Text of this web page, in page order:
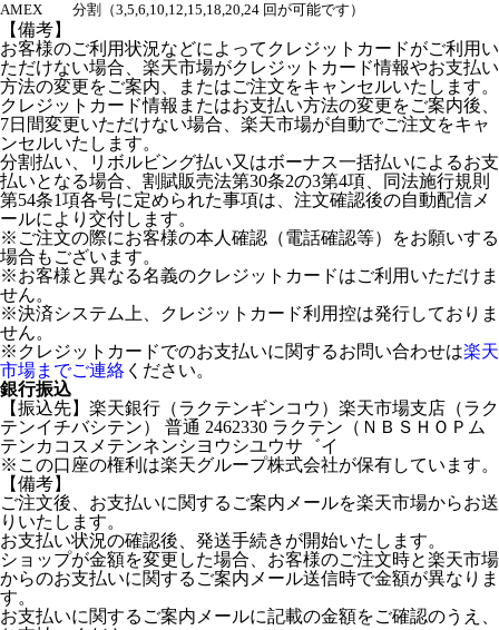
AMEX
分割（3,5,6,10,12,15,18,20,24 回が可能です）
【備考】
お客様のご利用状況などによってクレジットカードがご利用い
ただけない場合、楽天市場がクレジットカード情報やお支払い
方法の変更をご案内、またはご注文をキャンセルいたします。
クレジットカード情報またはお支払い方法の変更をご案内後、
7日間変更いただけない場合、楽天市場が自動でご注文をキャ
ンセルいたします。
分割払い、リボルビング払い又はボーナス一括払いによるお支
払いとなる場合、割賦販売法第30条2の3第4項、同法施行規則
第54条1項各号に定められた事項は、注文確認後の自動配信メ
ールにより交付します。
※ご注文の際にお客様の本人確認（電話確認等）をお願いする
場合もございます。
※お客様と異なる名義のクレジットカードはご利用いただけま
せん。
※決済システム上、クレジットカード利用控は発行しておりま
せん。
※クレジットカードでのお支払いに関するお問い合わせは楽天
市場までご連絡 ください。
銀行振込
【振込先】楽天銀行（ラクテンギンコウ）楽天市場支店（ラク
テンイチバシテン） 普通 2462330 ラクテン（ＮＢＳＨＯＰム
テンカコスメテンネンシヨウシユウサ゛イ
※この口座の権利は楽天グループ株式会社が保有しています。
【備考】
ご注文後、お支払いに関するご案内メールを楽天市場からお送
りいたします。
お支払い状況の確認後、発送手続きが開始いたします。
ショップが金額を変更した場合、お客様のご注文時と楽天市場
からのお支払いに関するご案内メール送信時で金額が異なりま
す。
お支払いに関するご案内メールに記載の金額をご確認のうえ、